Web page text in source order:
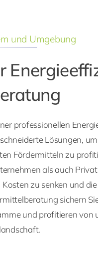
und Umgebung
professionellen
Lösungen,
Fördermitteln zu
als auch
zu senken und
sichern
und profitieren von